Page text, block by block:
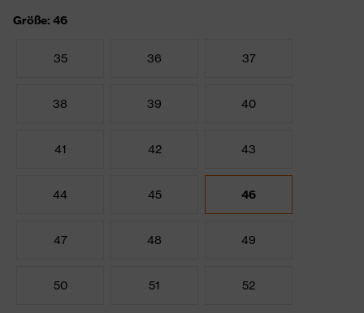
Größe: 46
35 36 37
38 39 40
41 42 43
44 45 46
47 48 49
50 51 52